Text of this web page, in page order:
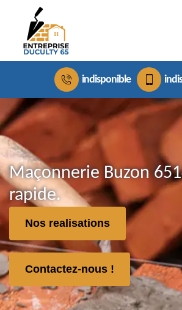
indisponible
Maçonnerie Buzon
rapide.
Nos realisations
Contactez-nous !